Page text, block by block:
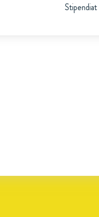
Stipendiat